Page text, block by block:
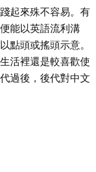
起來殊不容易。有
能以英語流利溝
點頭或搖頭示意。
活裡還是較喜歡使
過後，後代對中文